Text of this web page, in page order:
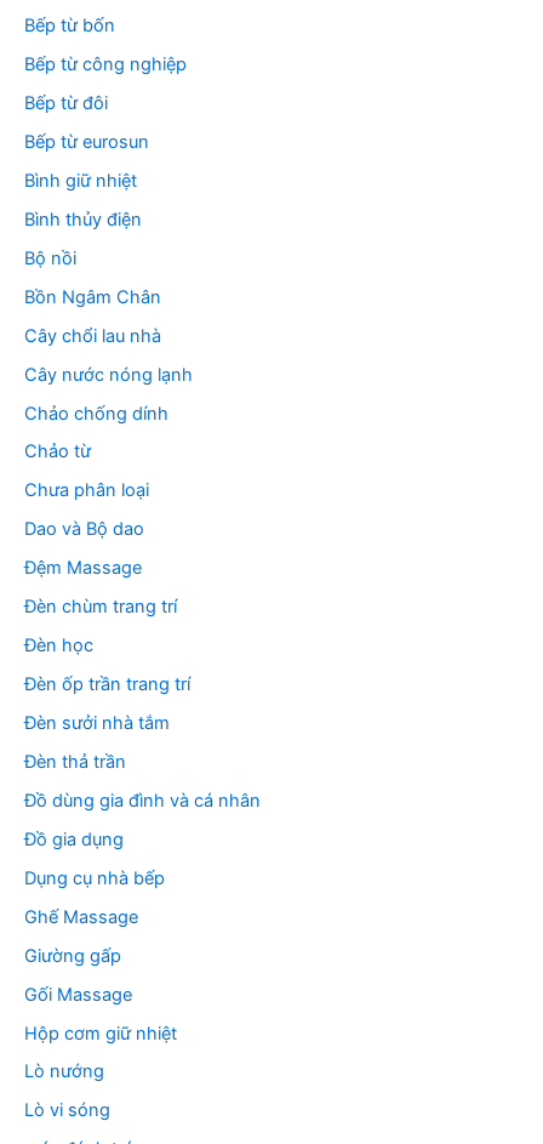
Bếp từ bốn
Bếp từ công nghiệp
Bếp từ đôi
Bếp từ eurosun
Bình giữ nhiệt
Bình thủy điện
Bộ nồi
Bồn Ngâm Chân
Cây chổi lau nhà
Cây nước nóng lạnh
Chảo chống dính
Chảo từ
Chưa phân loại
Dao và Bộ dao
Đệm Massage
Đèn chùm trang trí
Đèn học
Đèn ốp trần trang trí
Đèn sưởi nhà tắm
Đèn thả trần
Đồ dùng gia đình và cá nhân
Đồ gia dụng
Dụng cụ nhà bếp
Ghế Massage
Giường gấp
Gối Massage
Hộp cơm giữ nhiệt
Lò nướng
Lò vi sóng